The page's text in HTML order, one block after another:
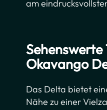
am
Sehenswerte
Okavango
Das Delta bietet
Nähe zu einer